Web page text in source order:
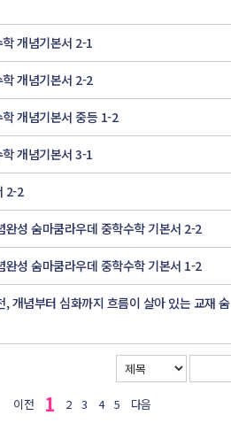
개념기본서 2-1
개념기본서 2-2
개념기본서 중등 1-2
개념기본서 3-1
2-2
완성 숨마쿰라우데 중학수학 기본서 2-2
완성 숨마쿰라우데 중학수학 기본서 1-2
, 개념부터 심화까지 흐름이 살아 있는 교재 숨
이전 1 2 3 4 5 다음